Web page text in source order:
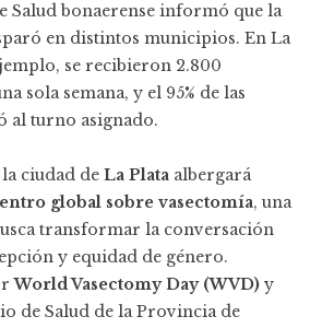
Salud bonaerense informó que la
en distintos municipios. En La
se recibieron 2.800
sola semana, y el 95% de las
al turno asignado.
ciudad de La Plata albergará
global sobre vasectomía, una
transformar la conversación
y equidad de género.
World Vasectomy Day (WVD) y
de Salud de la Provincia de